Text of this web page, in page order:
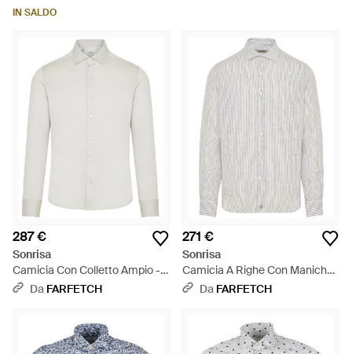
IN SALDO
287 €
Sonrisa
Camicia Con Colletto Ampio -
Bianco
Da FARFETCH
271 €
Sonrisa
Camicia A Righe Con Maniche
Lunghe - Bianco
Da FARFETCH